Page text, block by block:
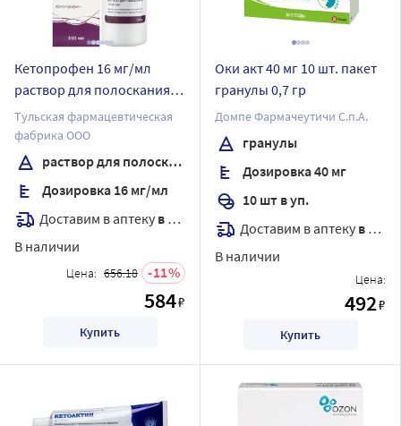
Кетопрофен 16 мг/мл
раствор для полоскания
150 мл флакон
Тульская фармацевтическая
фабрика ООО
раствор для полоскания
Дозировка 16 мг/мл
Доставим в аптеку в течение 7 дней
В наличии
Цена: 656.18 11
584₽
Купить
Оки акт 40 мг 10 шт. пакет
гранулы 0,7 гр
Домпе Фармачеутичи С.п.А.
гранулы
Дозировка 40 мг
10 шт в уп.
Доставим в аптеку в течение 7 дней
В наличии
Цена:
492₽
Купить